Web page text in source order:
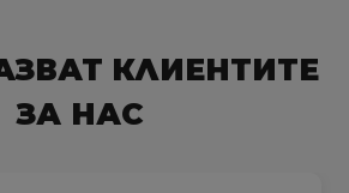
КЛИЕНТИТЕ
ЗА НАС